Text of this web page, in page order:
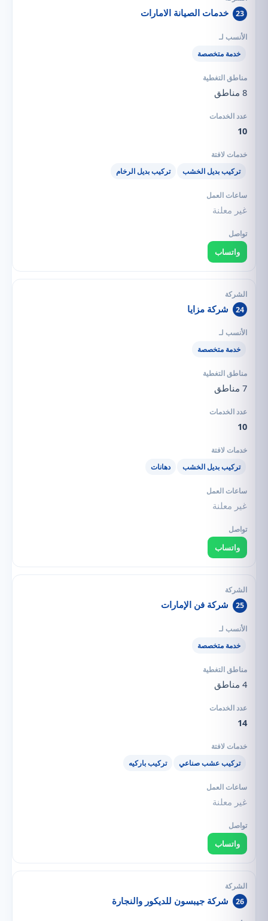
23 خدمات الصيانة الامارات
خدمة متخصصة
8 مناطق
10
تركيب بديل الخشب تركيب بديل الرخام
غير معلنة
واتساب
24 شركة مزايا
خدمة متخصصة
7 مناطق
10
تركيب بديل الخشب دهانات
غير معلنة
واتساب
25 شركة فن الإمارات
خدمة متخصصة
4 مناطق
14
تركيب عشب صناعي تركيب باركيه
غير معلنة
واتساب
26 شركة جيبسون للديكور والنجارة